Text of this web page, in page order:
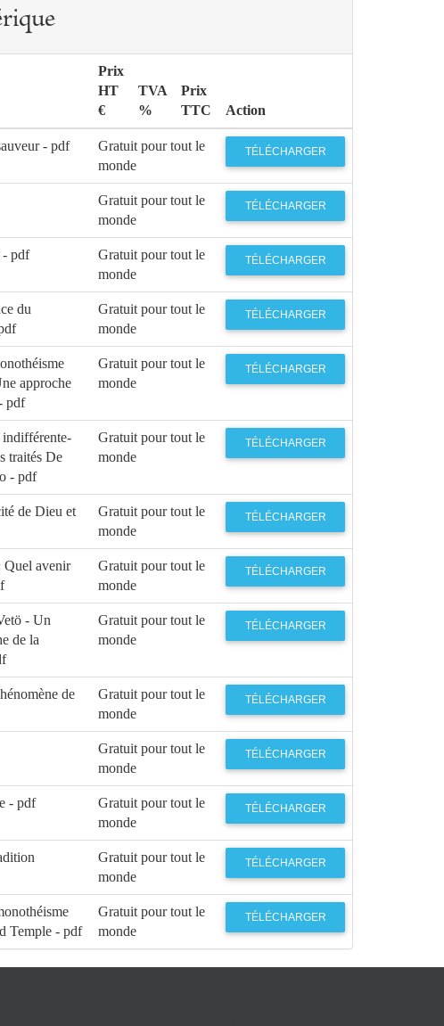
Prix
HT
€
TVA
%
Prix
TTC
Action
- pdf
Gratuit pour tout le
monde
TÉLÉCHARGER
Gratuit pour tout le
monde
TÉLÉCHARGER
- pdf
Gratuit pour tout le
monde
TÉLÉCHARGER
du
Gratuit pour tout le
monde
TÉLÉCHARGER
approche
pdf
Gratuit pour tout le
monde
TÉLÉCHARGER
traités De
- pdf
Gratuit pour tout le
monde
TÉLÉCHARGER
de Dieu et
Gratuit pour tout le
monde
TÉLÉCHARGER
Quel avenir
Gratuit pour tout le
monde
TÉLÉCHARGER
- Un
de la
Gratuit pour tout le
monde
TÉLÉCHARGER
de
Gratuit pour tout le
monde
TÉLÉCHARGER
Gratuit pour tout le
monde
TÉLÉCHARGER
- pdf
Gratuit pour tout le
monde
TÉLÉCHARGER
Gratuit pour tout le
monde
TÉLÉCHARGER
Temple - pdf
Gratuit pour tout le
monde
TÉLÉCHARGER